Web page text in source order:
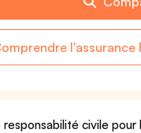
l'assurance
civile